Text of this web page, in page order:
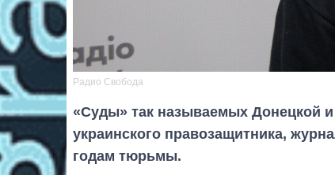
Радио Свобода
«Суды» так называемых Донецкой
украинского правозащитника,
годам тюрьмы.